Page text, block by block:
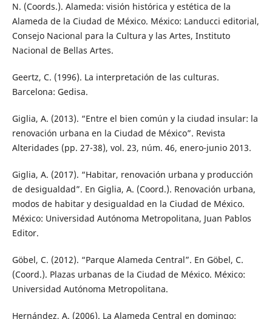
N. (Coords.). Alameda: visión histórica y estética de la
Alameda de la Ciudad de México. México: Landucci editorial,
Consejo Nacional para la Cultura y las Artes, Instituto
Nacional de Bellas Artes.
Geertz, C. (1996). La interpretación de las culturas.
Barcelona: Gedisa.
Giglia, A. (2013). “Entre el bien común y la ciudad insular: la
renovación urbana en la Ciudad de México”. Revista
Alteridades (pp. 27-38), vol. 23, núm. 46, enero-junio 2013.
Giglia, A. (2017). “Habitar, renovación urbana y producción
de desigualdad”. En Giglia, A. (Coord.). Renovación urbana,
modos de habitar y desigualdad en la Ciudad de México.
México: Universidad Autónoma Metropolitana, Juan Pablos
Editor.
Göbel, C. (2012). “Parque Alameda Central”. En Göbel, C.
(Coord.). Plazas urbanas de la Ciudad de México. México:
Universidad Autónoma Metropolitana.
Hernández, A. (2006). La Alameda Central en domingo: